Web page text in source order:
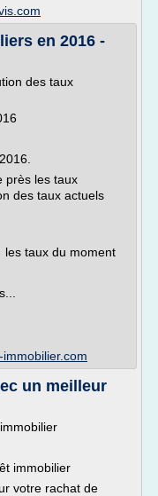
en 2016 -
des taux
près les taux
des taux actuels
taux du moment
un meilleur
immobilier
votre rachat de